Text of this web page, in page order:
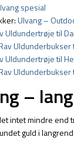
spesial
Ulvang –
Uldundertrøje til
Uldunderbukser
Uldundertrøje til
Uldunderbukser
–
intet mindre end
guld i